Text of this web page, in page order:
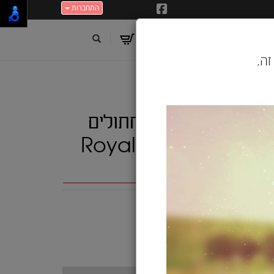
התחברות
3182550704533 מזון יבש לחתולים
פרסים בוגרים 4 ק"ג Royal Canin
רויאל קנין